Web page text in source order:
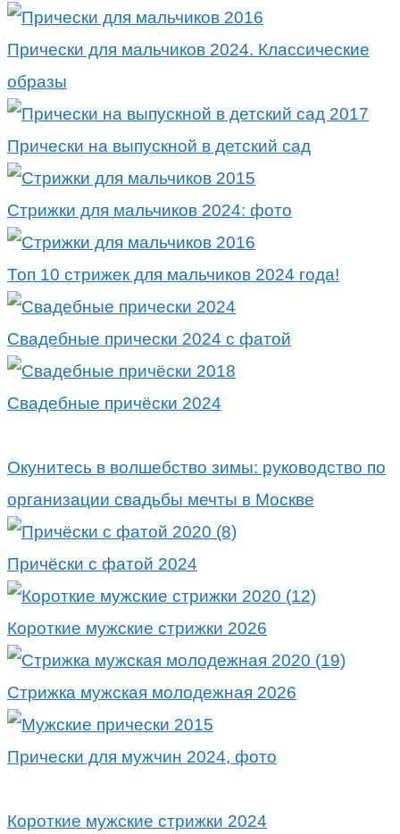
Прически для мальчиков 2024. Классические
образы
Прически на выпускной в детский сад
Стрижки для мальчиков 2024: фото
Топ 10 стрижек для мальчиков 2024 года!
Свадебные прически 2024 с фатой
Свадебные причёски 2024
Окунитесь в волшебство зимы: руководство по
организации свадьбы мечты в Москве
Причёски с фатой 2024
Короткие мужские стрижки 2026
Стрижка мужская молодежная 2026
Прически для мужчин 2024, фото
Короткие мужские стрижки 2024